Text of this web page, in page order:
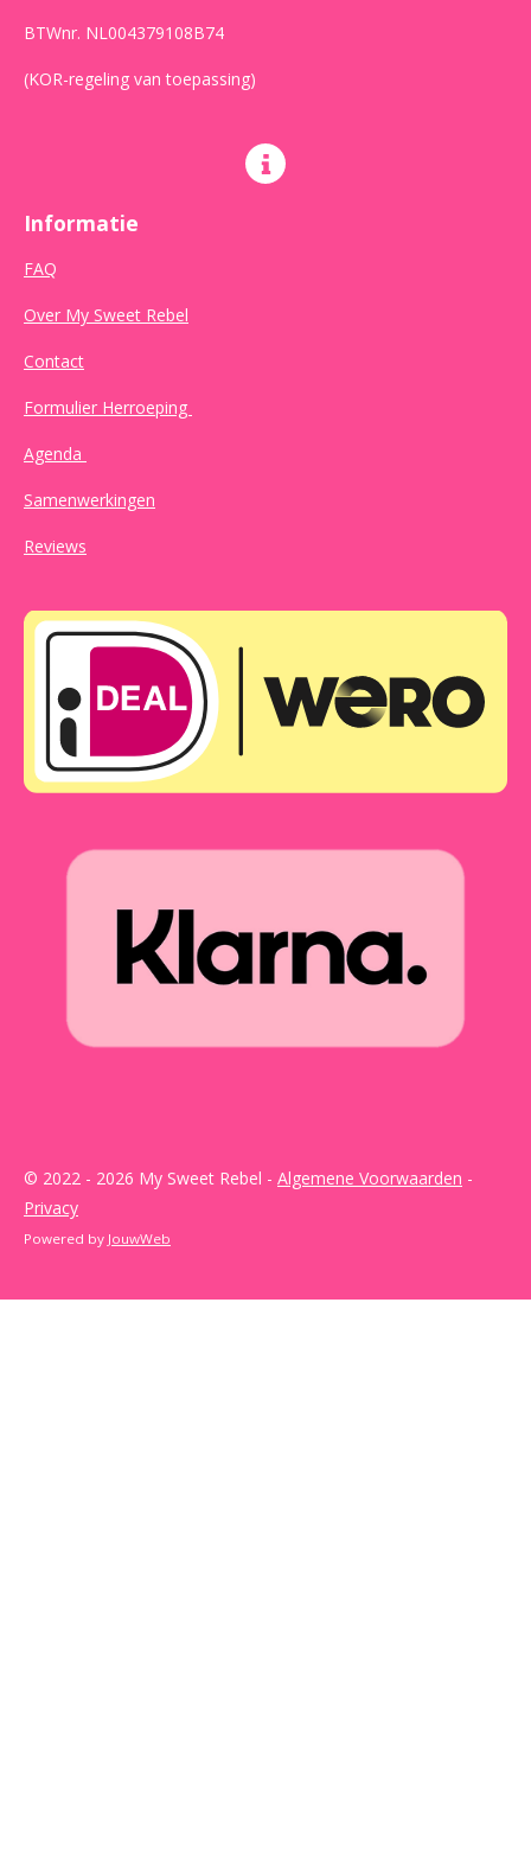
BTWnr. NL004379108B74
(KOR-regeling van toepassing)
Informatie
FAQ
Over My Sweet Rebel
Contact
Formulier Herroeping
Agenda
Samenwerkingen
Reviews
© 2022 - 2026 My Sweet Rebel - Algemene Voorwaarden -
Privacy
Powered by JouwWeb